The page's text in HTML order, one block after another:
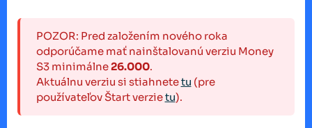
POZOR: Pred založením nového roka
odporúčame mať nainštalovanú verziu Money
S3 minimálne26.000.
Aktuálnu verziu si stiahnetetu (pre
používateľov Štart verzietu).